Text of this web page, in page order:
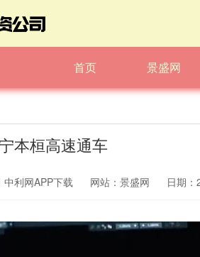
首页 景盛网
本桓高速通车
中利网APP下载 网站：景盛网 日期